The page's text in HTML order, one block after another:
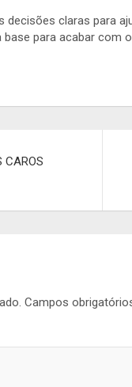
decisões claras para
para acabar com
CAROS
Campos